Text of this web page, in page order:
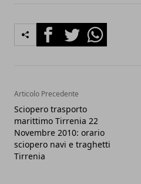
FacebookTwitterWhatsapp
Articolo Precedente
Sciopero trasporto
marittimo Tirrenia 22
Novembre 2010: orario
sciopero navi e traghetti
Tirrenia